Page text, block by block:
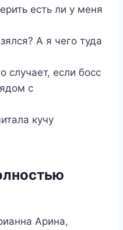
есть ли у меня
А я чего туда
случает, если босс
с
кучу
Арина,